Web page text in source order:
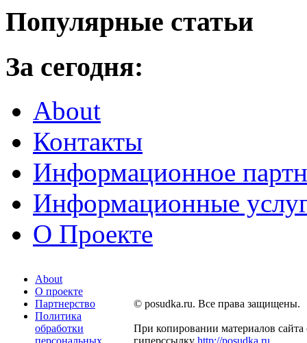
Популярные статьи
За сегодня:
About
Контакты
Информационное
Информационные
О Проекте
About
О проекте
Партнерство
Политика
обработки
© posudka.ru. Все права защищены.
При копировании материалов сайта